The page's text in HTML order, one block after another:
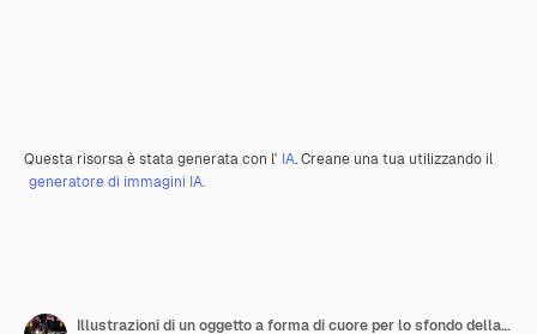
Questa risorsa è stata generata con l' IA. Creane una tua utilizzando il
generatore di immagini IA.
Illustrazioni di un oggetto a forma di cuore per lo sfondo della carta